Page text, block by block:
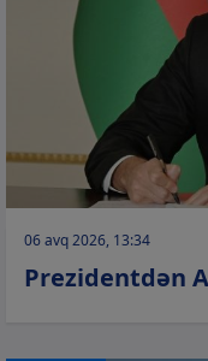
06 avq 2026, 13:34
Prezidentdən